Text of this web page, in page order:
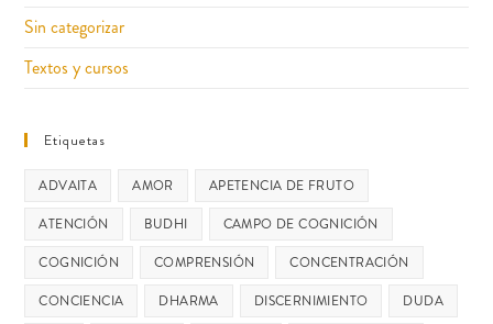
Sin categorizar
Textos y cursos
Etiquetas
ADVAITA AMOR
APETENCIA DE FRUTO
ATENCIÓN
BUDHI
CAMPO DE COGNICIÓN
COGNICIÓN
COMPRENSIÓN
CONCENTRACIÓN
CONCIENCIA
DHARMA DISCERNIMIENTO
DUDA